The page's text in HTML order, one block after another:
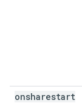
onsharestart